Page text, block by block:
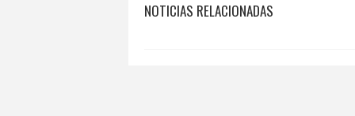
NOTICIAS RELACIONADAS